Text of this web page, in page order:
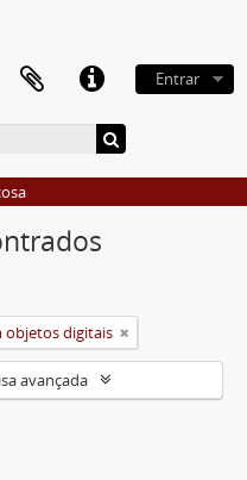
Entrar
objetos digitais
avançada